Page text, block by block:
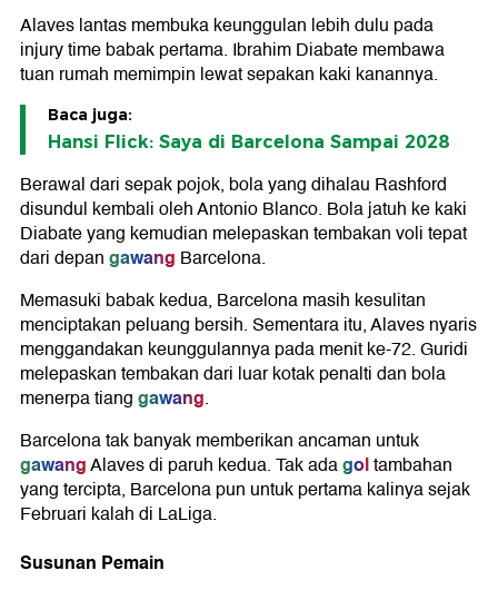
Alaves lantas membuka keunggulan lebih dulu pada
injury time babak pertama. Ibrahim Diabate membawa
tuan rumah memimpin lewat sepakan kaki kanannya.
Baca juga:
Hansi Flick: Saya di Barcelona Sampai 2028
Berawal dari sepak pojok, bola yang dihalau Rashford
disundul kembali oleh Antonio Blanco. Bola jatuh ke kaki
Diabate yang kemudian melepaskan tembakan voli tepat
dari depangawang Barcelona.
Memasuki babak kedua, Barcelona masih kesulitan
menciptakan peluang bersih. Sementara itu, Alaves nyaris
menggandakan keunggulannya pada menit ke-72. Guridi
melepaskan tembakan dari luar kotak penalti dan bola
menerpa tianggawang.
Barcelona tak banyak memberikan ancaman untuk
gawangAlaves di paruh kedua. Tak adagoltambahan
yang tercipta, Barcelona pun untuk pertama kalinya sejak
Februari kalah di LaLiga.
Susunan Pemain